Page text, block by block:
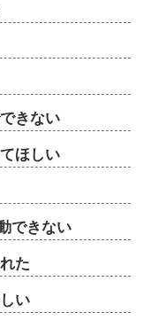
きない
ほしい
できない
た
い